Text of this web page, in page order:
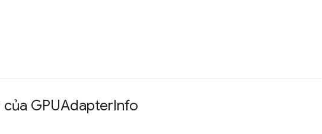
GPUAdapterInfo